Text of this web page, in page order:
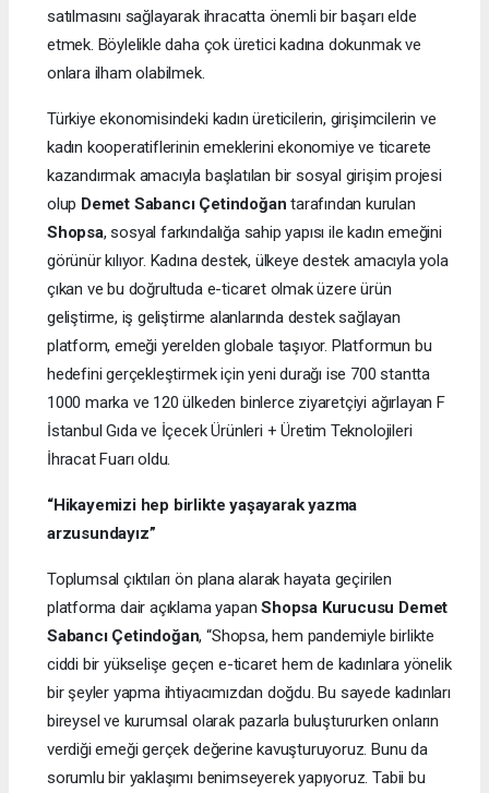
satılmasını sağlayarak ihracatta önemli bir başarı elde
etmek. Böylelikle daha çok üretici kadına dokunmak ve
onlara ilham olabilmek.
Türkiye ekonomisindeki kadın üreticilerin, girişimcilerin ve
kadın kooperatiflerinin emeklerini ekonomiye ve ticarete
kazandırmak amacıyla başlatılan bir sosyal girişim projesi
olup Demet Sabancı Çetindoğan tarafından kurulan
Shopsa, sosyal farkındalığa sahip yapısı ile kadın emeğini
görünür kılıyor. Kadına destek, ülkeye destek amacıyla yola
çıkan ve bu doğrultuda e-ticaret olmak üzere ürün
geliştirme, iş geliştirme alanlarında destek sağlayan
platform, emeği yerelden globale taşıyor. Platformun bu
hedefini gerçekleştirmek için yeni durağı ise 700 stantta
1000 marka ve 120 ülkeden binlerce ziyaretçiyi ağırlayan F
İstanbul Gıda ve İçecek Ürünleri + Üretim Teknolojileri
İhracat Fuarı oldu.
“Hikayemizi hep birlikte yaşayarak yazma
arzusundayız”
Toplumsal çıktıları ön plana alarak hayata geçirilen
platforma dair açıklama yapanShopsa Kurucusu Demet
Sabancı Çetindoğan, “Shopsa, hem pandemiyle birlikte
ciddi bir yükselişe geçen e-ticaret hem de kadınlara yönelik
bir şeyler yapma ihtiyacımızdan doğdu. Bu sayede kadınları
bireysel ve kurumsal olarak pazarla buluştururken onların
verdiği emeği gerçek değerine kavuşturuyoruz. Bunu da
sorumlu bir yaklaşımı benimseyerek yapıyoruz. Tabii bu